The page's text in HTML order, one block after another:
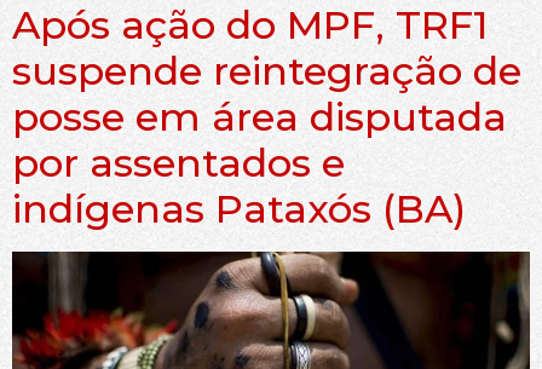
Após ação do MPF, TRF1
suspende reintegração de
posse em área disputada
por assentados e
indígenas Pataxós (BA)